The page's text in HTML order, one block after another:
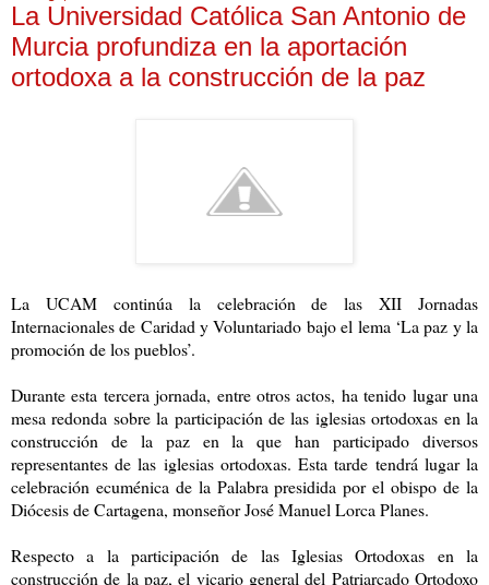
La Universidad Católica San Antonio de
Murcia profundiza en la aportación
ortodoxa a la construcción de la paz
La UCAM continúa la celebración de las XII Jornadas
Internacionales de Caridad y Voluntariado bajo el lema ‘La paz y la
promoción de los pueblos’.
Durante esta tercera jornada, entre otros actos, ha tenido lugar una
mesa redonda sobre la participación de las iglesias ortodoxas en la
construcción de la paz en la que han participado diversos
representantes de las iglesias ortodoxas. Esta tarde tendrá lugar la
celebración ecuménica de la Palabra presidida por el obispo de la
Diócesis de Cartagena, monseñor José Manuel Lorca Planes.
Respecto a la participación de las Iglesias Ortodoxas en la
construcción de la paz, el vicario general del Patriarcado Ortodoxo